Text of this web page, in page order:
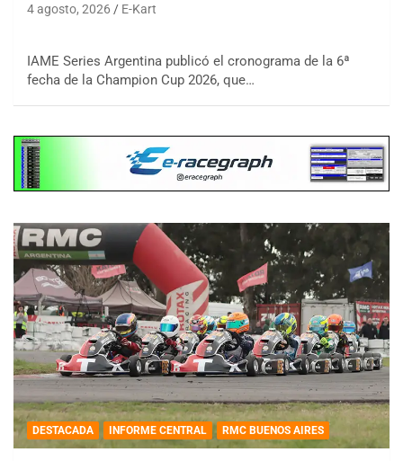
4 agosto, 2026 E-Kart
IAME Series Argentina publicó el cronograma de la 6ª
fecha de la Champion Cup 2026, que…
DESTACADA INFORME CENTRAL RMC BUENOS AIRES